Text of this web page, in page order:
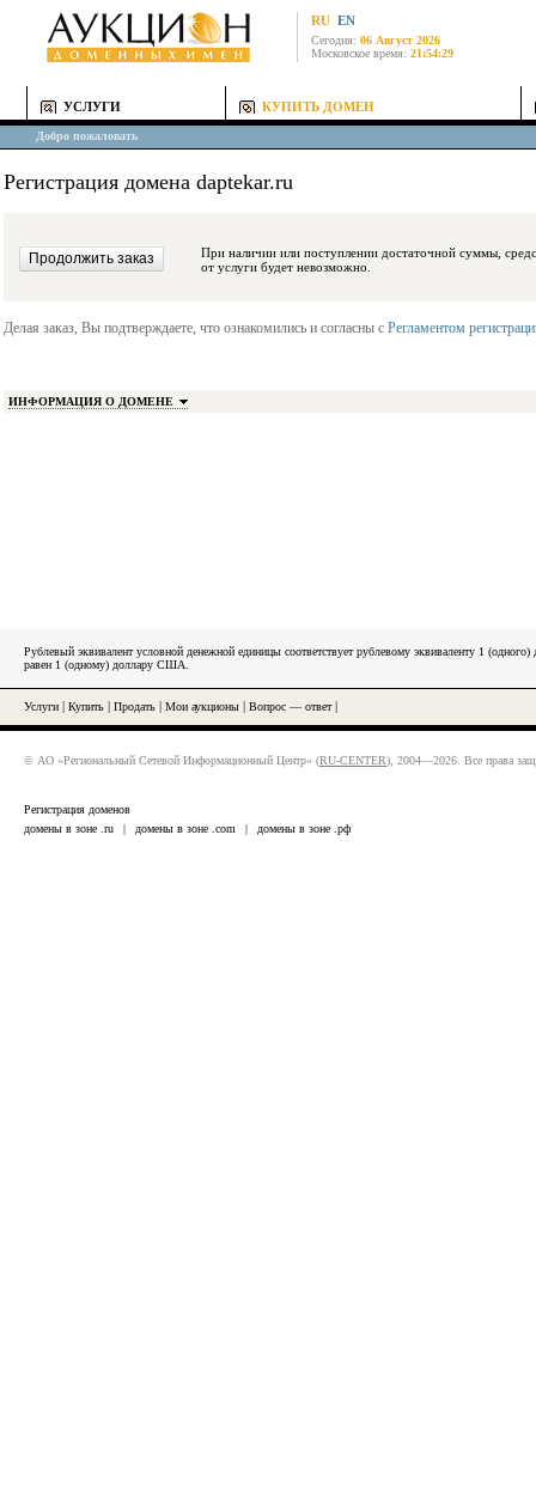
RU EN
Сегодня: 06 Август 2026
Московское время: 21:54:29
УСЛУГИ КУПИТЬ ДОМЕН
Добро пожаловать
Регистрация домена daptekar.ru
При наличии или поступлении достаточной суммы, средства будут
от услуги будет невозможно.
Делая заказ, Вы подтверждаете, что ознакомились и согласны с Регламентом
ИНФОРМАЦИЯ О ДОМЕНЕ
Рублевый эквивалент условной денежной единицы соответствует рублевому эквиваленту 1
равен 1 (одному) доллару США.
Услуги Купить Продать Мои аукционы Вопрос — ответ|
© АО «Региональный Сетевой Информационный Центр» (RU-CENTER), 2004—2026. Все права
Регистрация доменов
домены в зоне .ru
| домены в зоне .com | домены в зоне .рф